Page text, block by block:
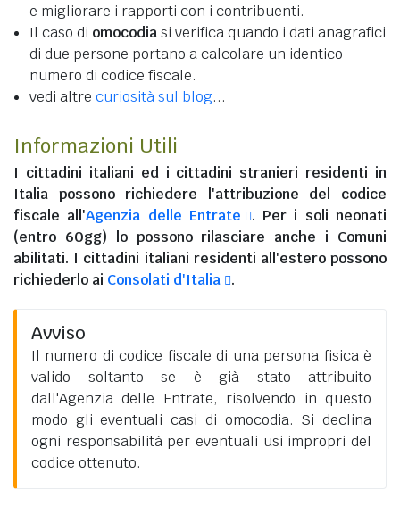
e migliorare i rapporti con i contribuenti.
Il caso di omocodiasi verifica quando i dati anagrafici
di due persone portano a calcolare un identico
numero di codice fiscale.
vedi altre curiosità sul blog...
Informazioni Utili
I cittadini italiani ed i cittadini stranieri residenti in
Italia possono richiedere l'attribuzione del codice
fiscale all'Agenzia delle Entrate
. Per i soli neonati
(entro 60gg) lo possono rilasciare anche i Comuni
abilitati. I cittadini italiani residenti all'esteropossono
richiederlo ai Consolati d'Italia .
Avviso
Il numero di codice fiscale di una persona fisica è
valido soltanto se è già stato attribuito
dall'Agenzia delle Entrate, risolvendo in questo
modo gli eventuali casi di omocodia. Si declina
ogni responsabilità per eventuali usi impropri del
codice ottenuto.